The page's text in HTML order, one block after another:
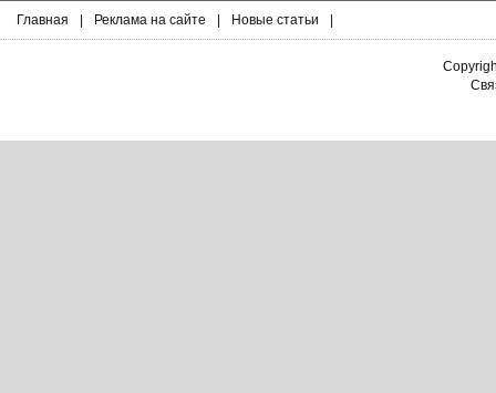
Главная | Реклама на сайте | Новые статьи |